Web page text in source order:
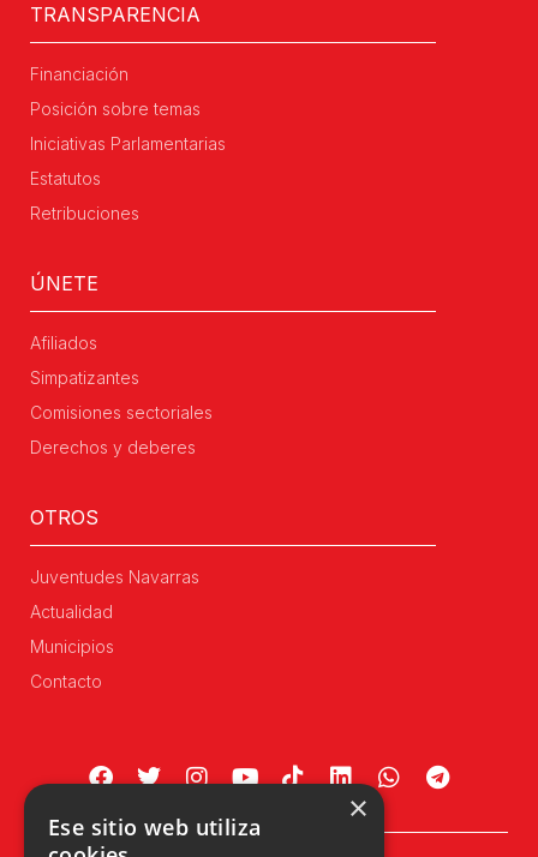
TRANSPARENCIA
Financiación
Posición sobre temas
Iniciativas Parlamentarias
Estatutos
Retribuciones
ÚNETE
Afiliados
Simpatizantes
Comisiones sectoriales
Derechos y deberes
OTROS
Juventudes Navarras
Actualidad
Municipios
Contacto
×
Ese sitio web utiliza